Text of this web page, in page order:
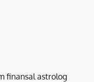
finansal astrolog